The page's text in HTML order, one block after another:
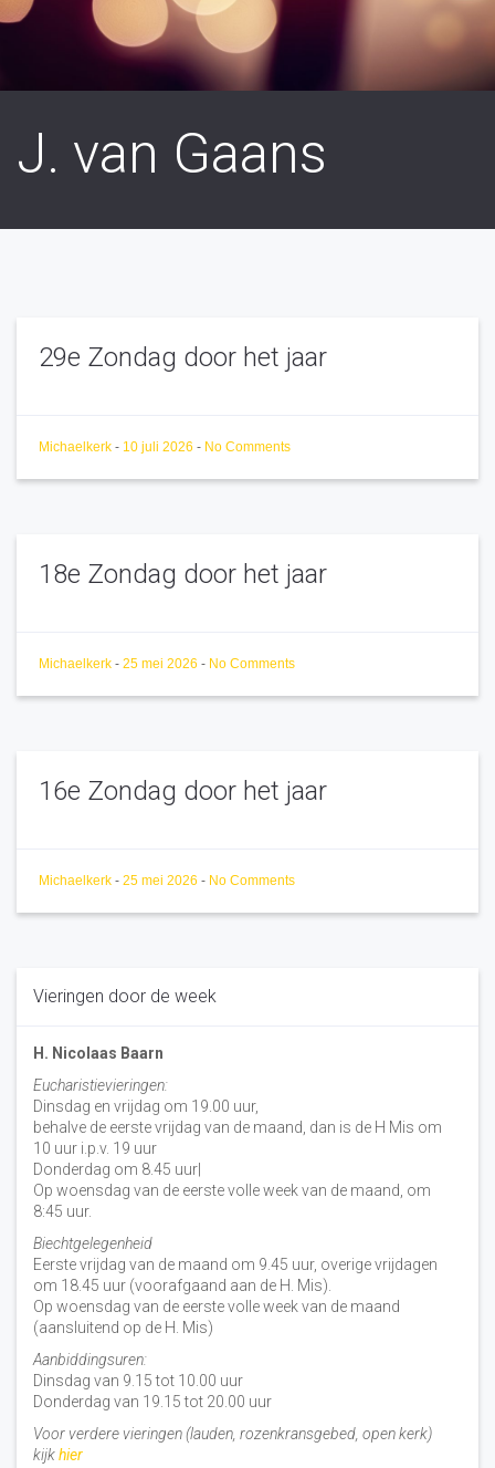
J. van Gaans
29e Zondag door het jaar
Michaelkerk - 10 juli 2026 - No Comments
18e Zondag door het jaar
Michaelkerk - 25 mei 2026 - No Comments
16e Zondag door het jaar
Michaelkerk - 25 mei 2026 - No Comments
Vieringen door de week
H. Nicolaas Baarn
Eucharistievieringen:
Dinsdag en vrijdag om 19.00 uur,
behalve de eerste vrijdag van de maand, dan is de H Mis om
10 uur i.p.v. 19 uur
Donderdag om 8.45 uur|
Op woensdag van de eerste volle week van de maand, om
8:45 uur.
Biechtgelegenheid
Eerste vrijdag van de maand om 9.45 uur, overige vrijdagen
om 18.45 uur (voorafgaand aan de H. Mis).
Op woensdag van de eerste volle week van de maand
(aansluitend op de H. Mis)
Aanbiddingsuren:
Dinsdag van 9.15 tot 10.00 uur
Donderdag van 19.15 tot 20.00 uur
Voor verdere vieringen (lauden, rozenkransgebed, open kerk)
kijkhier